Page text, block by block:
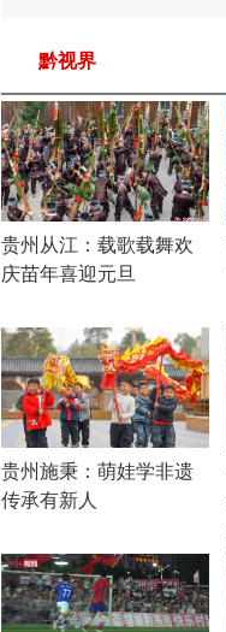
黔视界
贵州从江：载歌载舞欢
庆苗年喜迎元旦
贵州施秉：萌娃学非遗
传承有新人